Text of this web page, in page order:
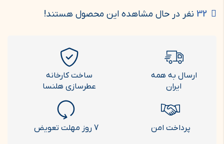
32 نفر در حال مشاهده این محصول هستند!
ارسال به همه
ایران
ساخت کارخانه
عطرسازی هلنسا
پرداخت امن 7 روز مهلت تعویض